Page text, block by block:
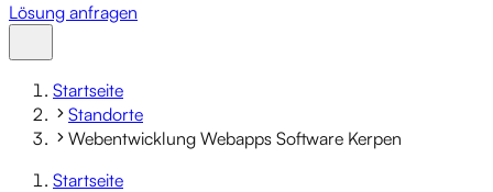
Lösung anfragen
Startseite
Standorte
Webentwicklung Webapps Software Kerpen
Startseite